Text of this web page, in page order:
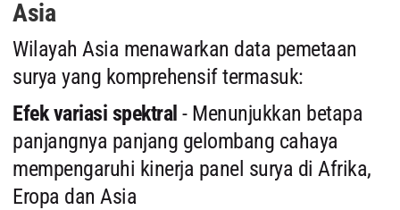
Asia
Wilayah Asia menawarkan data pemetaan
surya yang komprehensif termasuk:
Efek variasi spektral - Menunjukkan betapa
panjangnya panjang gelombang cahaya
mempengaruhi kinerja panel surya di Afrika,
Eropa dan Asia